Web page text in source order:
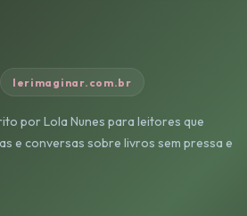
lerimaginar.com.br
por Lola Nunes para leitores que
e conversas sobre livros sem pressa e